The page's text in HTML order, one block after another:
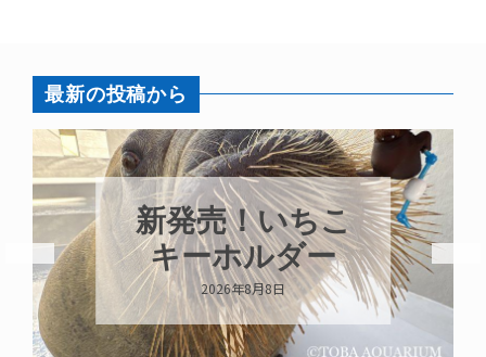
最新の投稿から
パラオオウム
ガイが交接して
います
2026年8月7日